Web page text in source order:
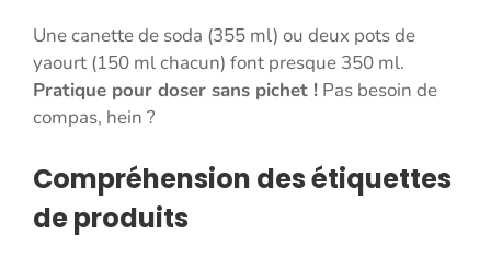
Une canette de soda (355 ml) ou deux pots de
yaourt (150 ml chacun) font presque 350 ml.
Pratique pour doser sans pichet ! Pas besoin de
compas, hein ?
Compréhension des étiquettes
de produits